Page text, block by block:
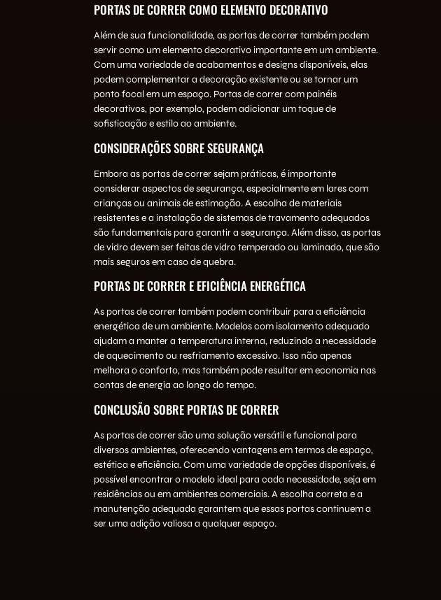
PORTAS DE CORRER COMO ELEMENTO DECORATIVO
Além de sua funcionalidade, as portas de correr também podem
servir como um elemento decorativo importante em um ambiente.
Com uma variedade de acabamentos e designs disponíveis, elas
podem complementar a decoração existente ou se tornar um
ponto focal em um espaço. Portas de correr com painéis
decorativos, por exemplo, podem adicionar um toque de
sofisticação e estilo ao ambiente.
CONSIDERAÇÕES SOBRE SEGURANÇA
Embora as portas de correr sejam práticas, é importante
considerar aspectos de segurança, especialmente em lares com
crianças ou animais de estimação. A escolha de materiais
resistentes e a instalação de sistemas de travamento adequados
são fundamentais para garantir a segurança. Além disso, as portas
de vidro devem ser feitas de vidro temperado ou laminado, que são
mais seguros em caso de quebra.
PORTAS DE CORRER E EFICIÊNCIA ENERGÉTICA
As portas de correr também podem contribuir para a eficiência
energética de um ambiente. Modelos com isolamento adequado
ajudam a manter a temperatura interna, reduzindo a necessidade
de aquecimento ou resfriamento excessivo. Isso não apenas
melhora o conforto, mas também pode resultar em economia nas
contas de energia ao longo do tempo.
CONCLUSÃO SOBRE PORTAS DE CORRER
As portas de correr são uma solução versátil e funcional para
diversos ambientes, oferecendo vantagens em termos de espaço,
estética e eficiência. Com uma variedade de opções disponíveis, é
possível encontrar o modelo ideal para cada necessidade, seja em
residências ou em ambientes comerciais. A escolha correta e a
manutenção adequada garantem que essas portas continuem a
ser uma adição valiosa a qualquer espaço.